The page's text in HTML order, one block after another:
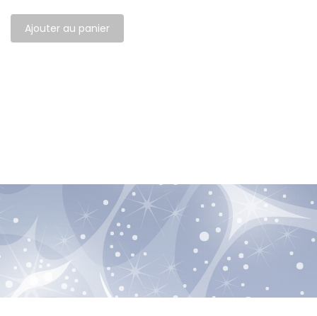
Ajouter au panier